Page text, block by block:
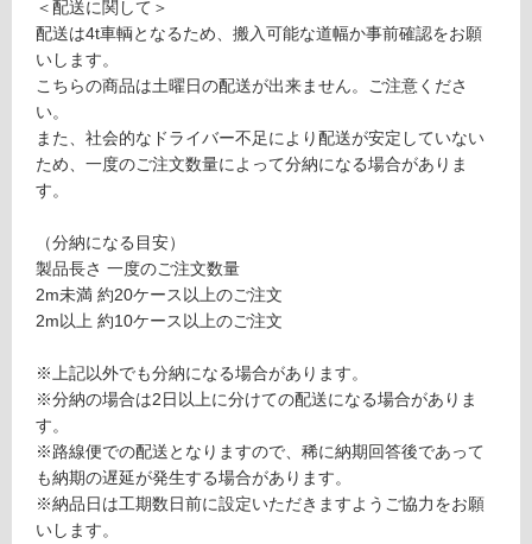
が
必
※
品
仕
を
ご
確
認
だ
さ
対
応
し
＜配送に関して＞
配送は4t車輌となるため、搬入可能な道幅か事前確認をお願
いします。
こちらの商品は土曜日の配送が出来ません。ご注意くださ
い。
また、社会的なドライバー不足により配送が安定していない
ため、一度のご注文数量によって分納になる場合がありま
す。
（分納になる目安）
製品長さ 一度のご注文数量
2m未満 約20ケース以上のご注文
2m以上 約10ケース以上のご注文
※上記以外でも分納になる場合があります。
※分納の場合は2日以上に分けての配送になる場合がありま
す。
※路線便での配送となりますので、稀に納期回答後であって
も納期の遅延が発生する場合があります。
※納品日は工期数日前に設定いただきますようご協力をお願
いします。